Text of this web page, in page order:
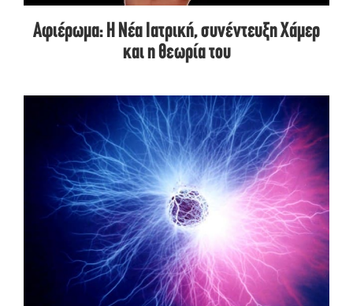
Αφιέρωμα: Η Νέα Ιατρική, συνέντευξη Χάμερ
και η θεωρία του